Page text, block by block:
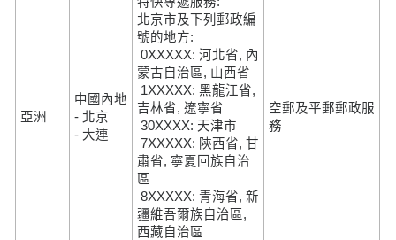
亞洲
中國內地
- 北京
- 大連
北京市及下列郵政編
號的地方:
0XXXXX: 河北省, 內
蒙古自治區, 山西省
1XXXXX: 黑龍江省,
吉林省, 遼寧省
30XXXX: 天津市
7XXXXX: 陝西省, 甘
肅省, 寧夏回族自治
區
8XXXXX: 青海省, 新
疆維吾爾族自治區,
西藏自治區
空郵及平郵郵政服
務